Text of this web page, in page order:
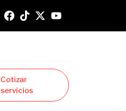
Cotizar
servicios